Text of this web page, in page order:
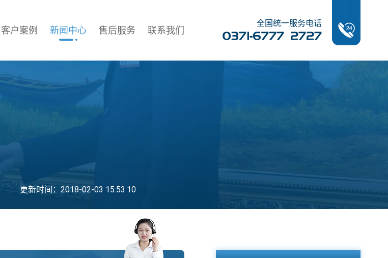
客户案例 新闻中心 售后服务 联系我们
全国统一服务电话
更新时间：2018-02-03 15:53:10